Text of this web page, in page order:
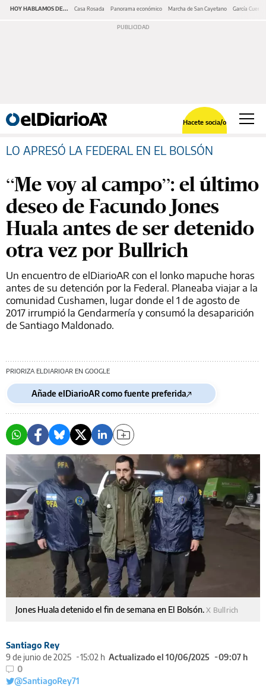
HOY HABLAMOS DE... Casa Rosada Panorama económico Marcha de San Cayetano García Cuerva
Hacete socia/o
LO APRESÓ LA FEDERAL EN EL BOLSÓN
“Me voy al campo”: el último
deseo de Facundo Jones
Huala antes de ser detenido
otra vez por Bullrich
Un encuentro de elDiarioAR con el lonko mapuche horas
antes de su detención por la Federal. Planeaba viajar a la
comunidad Cushamen, lugar donde el 1 de agosto de
2017 irrumpió la Gendarmería y consumó la desaparición
de Santiago Maldonado.
PRIORIZA ELDIARIOAR EN GOOGLE
Añade elDiarioAR como fuente preferida
Jones Huala detenido el fin de semana en El Bolsón.X Bullrich
Santiago Rey
9 de junio de 2025
15:02 h Actualizado el 10/06/2025
09:07 h
0
@SantiagoRey71